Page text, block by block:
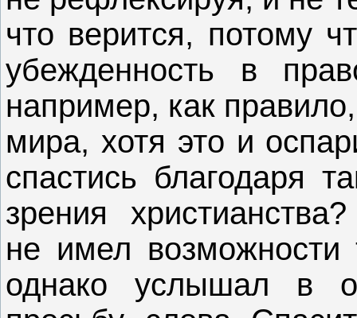
что верится, потому
убежденность в
например, как
мира, хотя это и
спастись благодаря
зрения
не имел возможности
однако услышал в